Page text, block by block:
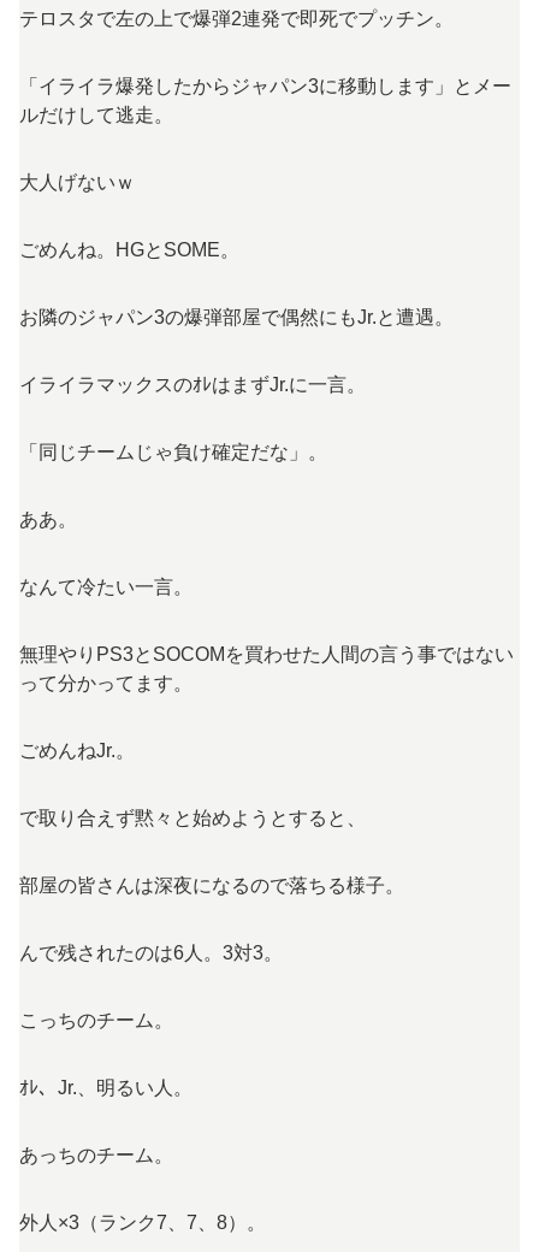
テロスタで左の上で爆弾2連発で即死でプッチン。
「イライラ爆発したからジャパン3に移動します」とメー
ルだけして逃走。
大人げないｗ
ごめんね。HGとSOME。
お隣のジャパン3の爆弾部屋で偶然にもJr.と遭遇。
イライラマックスのｵﾚはまずJr.に一言。
「同じチームじゃ負け確定だな」。
ああ。
なんて冷たい一言。
無理やりPS3とSOCOMを買わせた人間の言う事ではない
って分かってます。
ごめんねJr.。
で取り合えず黙々と始めようとすると、
部屋の皆さんは深夜になるので落ちる様子。
んで残されたのは6人。3対3。
こっちのチーム。
ｵﾚ、Jr.、明るい人。
あっちのチーム。
外人×3（ランク7、7、8）。